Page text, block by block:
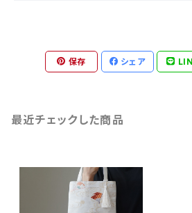
保存 シェア
最近チェックした商品